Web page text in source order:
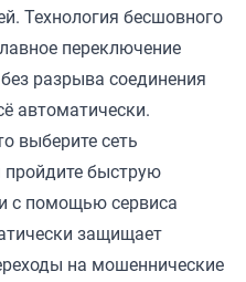
Технология бесшовного
переключение
разрыва соединения
автоматически.
выберите сеть
пройдите быструю
с помощью сервиса
защищает
на мошеннические